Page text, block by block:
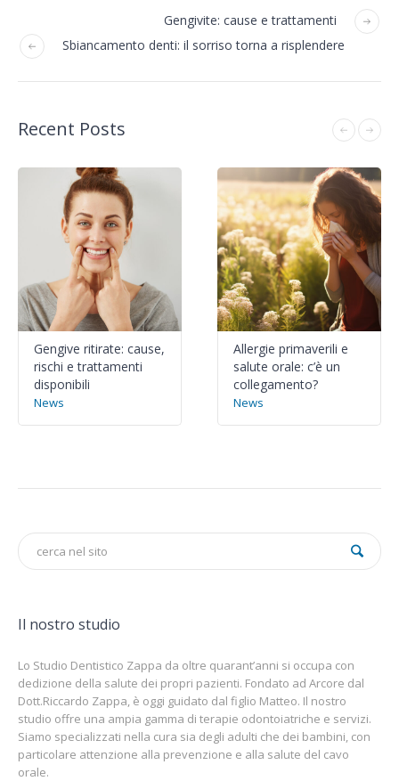
Gengivite: cause e trattamenti
Sbiancamento denti: il sorriso torna a risplendere
Recent Posts
Gengive ritirate: cause,
rischi e trattamenti
disponibili
News
Allergie primaverili e
salute orale: c’è un
collegamento?
News
Il nostro studio
Lo Studio Dentistico Zappa da oltre quarant’anni si occupa con
dedizione della salute dei propri pazienti. Fondato ad Arcore dal
Dott.Riccardo Zappa, è oggi guidato dal figlio Matteo. Il nostro
studio offre una ampia gamma di terapie odontoiatriche e servizi.
Siamo specializzati nella cura sia degli adulti che dei bambini, con
particolare attenzione alla prevenzione e alla salute del cavo
orale.